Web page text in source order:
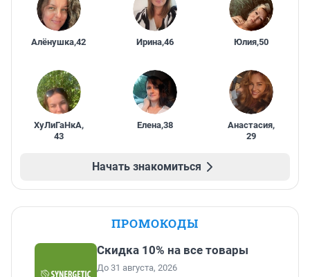
Алёнушка,42 Ирина,46 Юлия,50
ХуЛиГаНкА,
43
Елена,38 Анастасия,
29
Начать знакомиться
ПРОМОКОДЫ
Скидка 10% на все товары
До 31 августа, 2026